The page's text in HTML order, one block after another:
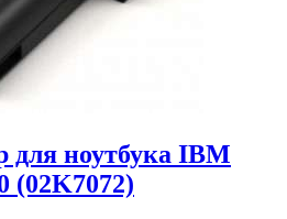
для ноутбука IBM
(02K7072)